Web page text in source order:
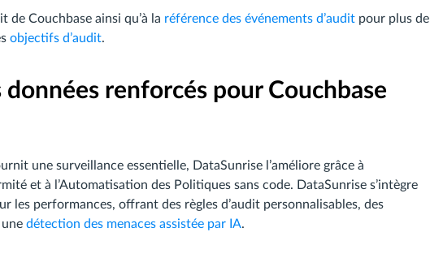
de Couchbase ainsi qu’à la référence des événements d’audit pour plus de
objectifs d’audit.
renforcés pour Couchbase
une surveillance essentielle, DataSunrise l’améliore grâce à
et à l’Automatisation des Politiques sans code. DataSunrise s’intègre
les performances, offrant des règles d’audit personnalisables, des
détection des menaces assistée par IA.